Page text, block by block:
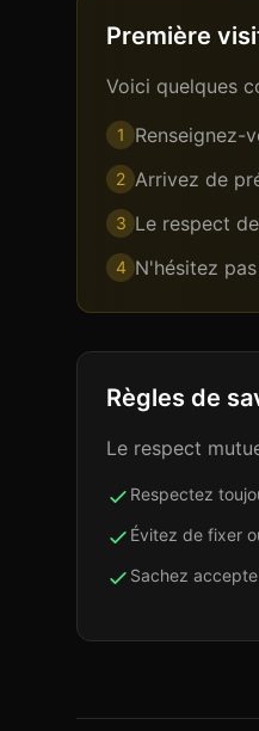
Première
Voici quelques
1 Renseignez-
2 Arrivez de
3 Le respect
4 N'hésitez
Règles de
Le respect
Respectez
Évitez de fixer
Sachez